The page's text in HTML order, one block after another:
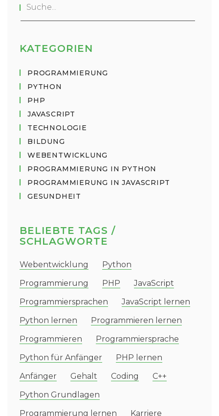
KATEGORIEN
PROGRAMMIERUNG
PYTHON
PHP
JAVASCRIPT
TECHNOLOGIE
BILDUNG
WEBENTWICKLUNG
PROGRAMMIERUNG IN PYTHON
PROGRAMMIERUNG IN JAVASCRIPT
GESUNDHEIT
BELIEBTE TAGS /
SCHLAGWORTE
Webentwicklung
Python
Programmierung
PHP
JavaScript
Programmiersprachen
JavaScript lernen
Python lernen
Programmieren lernen
Programmieren
Programmiersprache
Python für Anfänger
PHP lernen
Anfänger
Gehalt Coding
C++
Python Grundlagen
Programmierung lernen
Karriere